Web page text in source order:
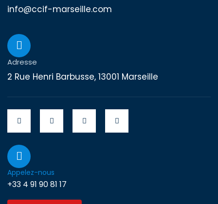
info@ccif-marseille.com
Adresse
2 Rue Henri Barbusse, 13001 Marseille
Appelez-nous
+33 4 91 90 81 17